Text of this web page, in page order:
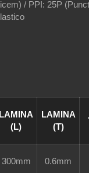
/ PPI: 25P
LAMINA
(L)
LAMINA
(T)
300mm 0.6mm